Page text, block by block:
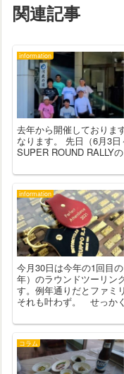
関連記事
information
去年から開催しておりま
なります。 先日（6月3
SUPER ROUND RALLY
information
今月30日は今年の1回目
年）のラウンドツーリン
す。例年通りだとファミ
それも叶わず。 せっか
コラム